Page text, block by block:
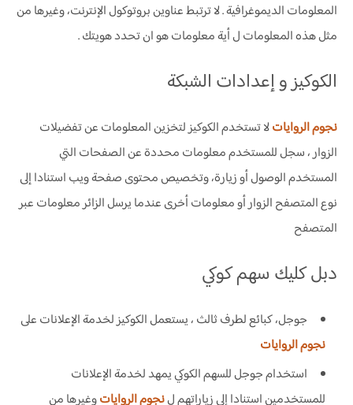
المعلومات الديموغرافية . لا ترتبط عناوين بروتوكول الإنترنت، وغيرها من
مثل هذه المعلومات ل أية معلومات هو ان تحدد هويتك .
الكوكيز و إعدادات الشبكة
نجوم الرواياتلا تستخدم الكوكيز لتخزين المعلومات عن تفضيلات
الزوار ، سجل للمستخدم معلومات محددة عن الصفحات التي
المستخدم الوصول أو زيارة، وتخصيص محتوى صفحة ويب استنادا إلى
نوع المتصفح الزوار أو معلومات أخرى عندما يرسل الزائر معلومات عبر
المتصفح
دبل كليك سهم كوكي
جوجل، كبائع لطرف ثالث ، يستعمل الكوكيز لخدمة الإعلانات على
نجوم الروايات
استخدام جوجل للسهم الكوكي يمهد لخدمة الإعلانات
للمستخدمين استنادا إلى زياراتهم لنجوم الرواياتوغيرها من